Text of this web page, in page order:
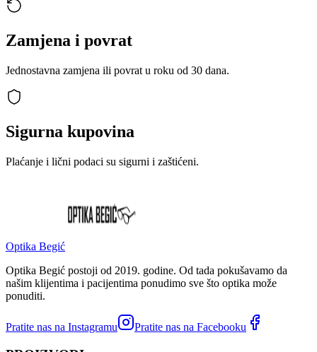
Zamjena i povrat
Jednostavna zamjena ili povrat u roku od 30 dana.
Sigurna kupovina
Plaćanje i lični podaci su sigurni i zaštićeni.
Optika Begić
Optika Begić postoji od 2019. godine. Od tada pokušavamo da
našim klijentima i pacijentima ponudimo sve što optika može
ponuditi.
Pratite nas na Instagramu Pratite nas na Facebooku